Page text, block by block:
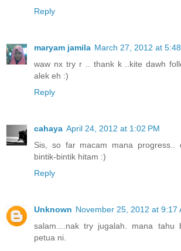
Reply
maryam jamila March 27, 2012 at
waw nx try r .. thank k ..kite dawh
alek eh :)
Reply
cahaya April 24, 2012 at 1:02 PM
Sis, so far macam mana progress..
bintik-bintik hitam :)
Reply
Unknown November 25, 2012 at 9:17
salam....nak try jugalah. mana tahu
petua ni.